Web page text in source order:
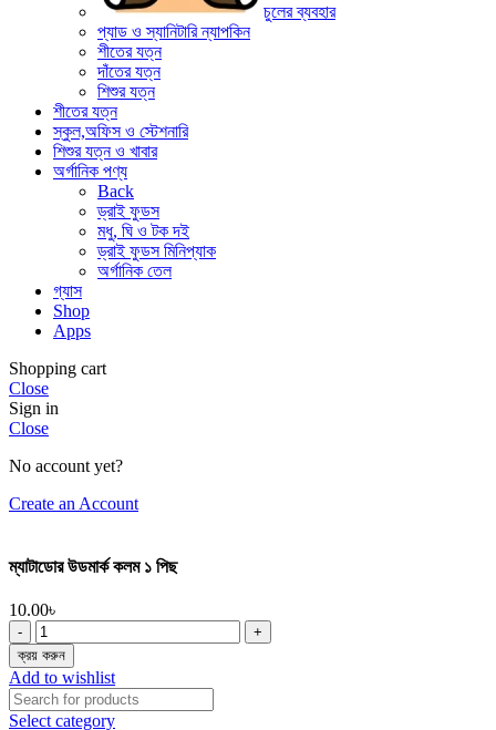
চুলের ব্যবহার
প্যাড ও স্যানিটারি ন্যাপকিন
শীতের যত্ন
দাঁতের যত্ন
শিশুর যত্ন
শীতের যত্ন
স্কুল,অফিস ও স্টেশনারি
শিশুর যত্ন ও খাবার
অর্গানিক পণ্য
Back
ড্রাই ফুডস
মধু, ঘি ও টক দই
ড্রাই ফুডস মিনিপ্যাক
অর্গানিক তেল
গ্যাস
Shop
Apps
Shopping cart
Close
Sign in
Close
No account yet?
Create an Account
ম্যাটাডোর উডমার্ক কলম ১ পিছ
10.00৳
ম্যাটাডোর
উডমার্ক
কলম
১
পিছ
ক্রয় করুন
Add to wishlist
Select category